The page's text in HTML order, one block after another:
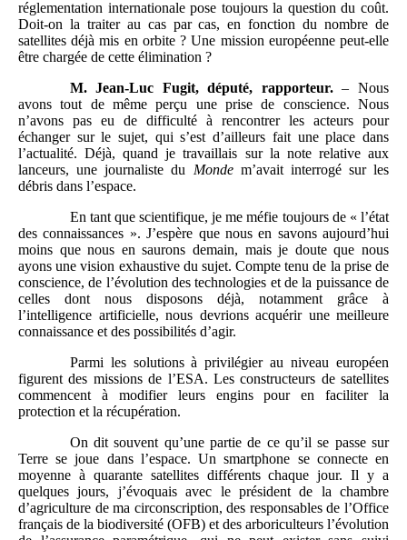
réglementation internationale pose toujours la question du coût.
Doit-on la traiter au cas par cas, en fonction du nombre de
satellites déjà mis en orbite ? Une mission européenne peut-elle
être chargée de cette élimination ?
M. Jean-Luc Fugit, député, rapporteur.– Nous
avons tout de même perçu une prise de conscience. Nous
n’avons pas eu de difficulté à rencontrer les acteurs pour
échanger sur le sujet, qui s’est d’ailleurs fait une place dans
l’actualité. Déjà, quand je travaillais sur la note relative aux
lanceurs, une journaliste du Mondem’avait interrogé sur les
débris dans l’espace.
En tant que scientifique, je me méfie toujours de « l’état
des connaissances ». J’espère que nous en savons aujourd’hui
moins que nous en saurons demain, mais je doute que nous
ayons une vision exhaustive du sujet. Compte tenu de la prise de
conscience, de l’évolution des technologies et de la puissance de
celles dont nous disposons déjà, notamment grâce à
l’intelligence artificielle, nous devrions acquérir une meilleure
connaissance et des possibilités d’agir.
Parmi les solutions à privilégier au niveau européen
figurent des missions de l’ESA. Les constructeurs de satellites
commencent à modifier leurs engins pour en faciliter la
protection et la récupération.
On dit souvent qu’une partie de ce qu’il se passe sur
Terre se joue dans l’espace. Un smartphone se connecte en
moyenne à quarante satellites différents chaque jour. Il y a
quelques jours, j’évoquais avec le président de la chambre
d’agriculture de ma circonscription, des responsables de l’Office
français de la biodiversité (OFB) et des arboriculteurs l’évolution